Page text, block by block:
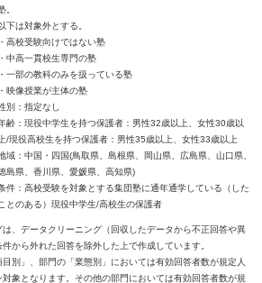
。
以下は対象外とする。
・高校受験向けではない塾
・中高一貫校生専門の塾
・一部の教科のみを扱っている塾
・映像授業が主体の塾
別：指定なし
齢：現役中学生を持つ保護者：男性32歳以上、女性30歳以
上/現役高校生を持つ保護者：男性35歳以上、女性33歳以上
域：中国・四国(鳥取県、島根県、岡山県、広島県、山口県、
島県、香川県、愛媛県、高知県)
件：高校受験を対象とする集団塾に通年通学している（した
ことのある）現役中学生/高校生の保護者
、データクリーニング（回収したデータから不正回答や異
から外れた回答を除外した上で作成しています。
別」、部門の「業態別」においては有効回答者数が規定人
象となります。その他の部門においては有効回答者数が規